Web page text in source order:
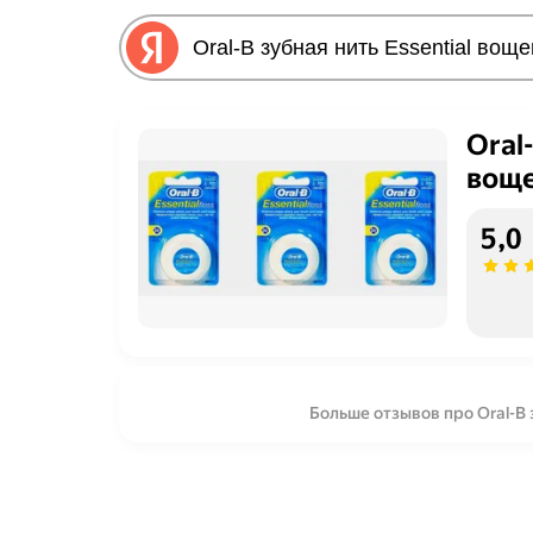
5,0
Больше отзывов про Oral-B